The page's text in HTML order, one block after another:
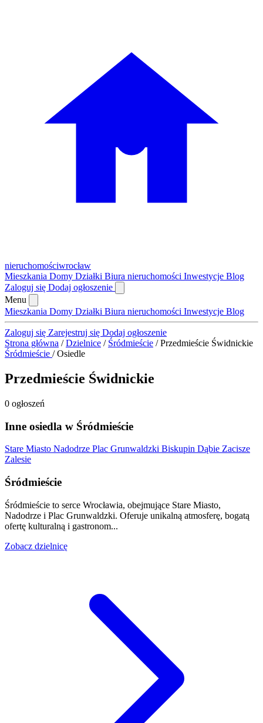
nieruchomościwrocław
Mieszkania Domy Działki Biura nieruchomości Inwestycje Blog
Zaloguj się Dodaj ogłoszenie
Menu
Mieszkania Domy Działki Biura nieruchomości Inwestycje Blog
Zaloguj się Zarejestruj się Dodaj ogłoszenie
Strona główna / Dzielnice / Śródmieście / Przedmieście Świdnickie
Śródmieście / Osiedle
Przedmieście Świdnickie
0 ogłoszeń
Inne osiedla w Śródmieście
Stare Miasto Nadodrze Plac Grunwaldzki Biskupin Dąbie Zacisze
Zalesie
Śródmieście
Śródmieście to serce Wrocławia, obejmujące Stare Miasto,
Nadodrze i Plac Grunwaldzki. Oferuje unikalną atmosferę, bogatą
ofertę kulturalną i gastronom...
Zobacz dzielnicę